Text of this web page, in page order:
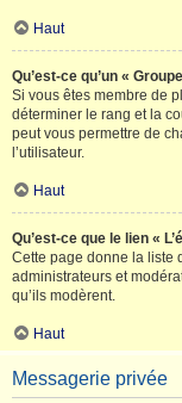
Haut
Qu’est-ce qu’un «
Si vous êtes membre de
déterminer le rang et la
peut vous permettre de
l’utilisateur.
Haut
Qu’est-ce que le lien «
Cette page donne la liste
administrateurs et
qu’ils modèrent.
Haut
Messagerie privée